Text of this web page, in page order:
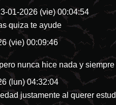
01-2026 (vie) 00:04:54
quiza te ayude
(vie) 00:09:46
nunca hice nada y
(lun) 04:32:04
justamente al querer